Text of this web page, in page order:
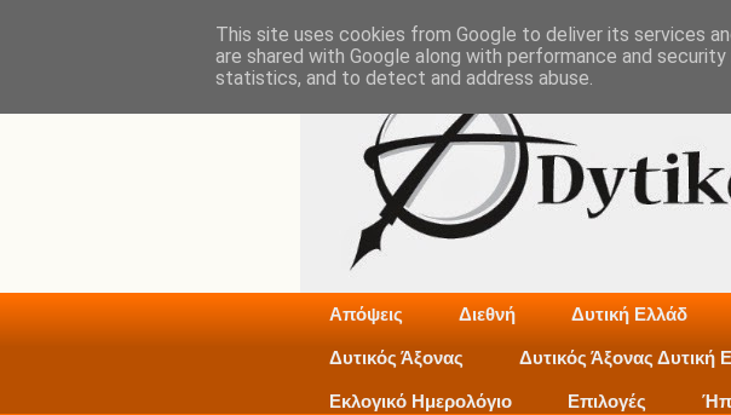
Απόψεις Διεθνή Δυτική Ελλάδ
Δυτικός Άξονας Δυτικός Άξονας Δυτική
Εκλογικό Ημερολόγιο Επιλογές
This site uses cookies from Google to deliver its services
are shared with Google along with performance and
statistics, and to detect and address abuse.